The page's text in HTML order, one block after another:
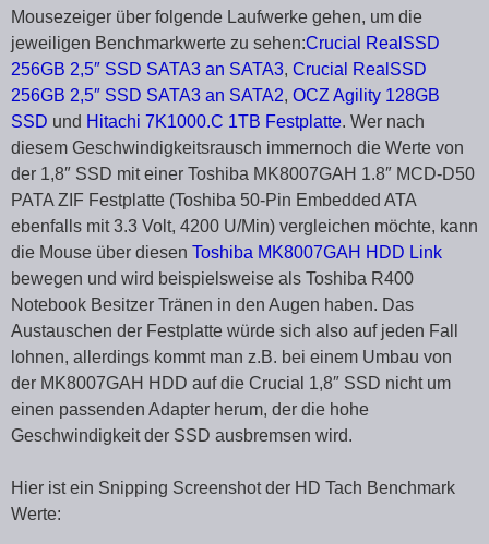
Mousezeiger über folgende Laufwerke gehen, um die
jeweiligen Benchmarkwerte zu sehen:Crucial RealSSD
256GB 2,5″ SSD SATA3 an SATA3, Crucial RealSSD
256GB 2,5″ SSD SATA3 an SATA2, OCZ Agility 128GB
SSD und Hitachi 7K1000.C 1TB Festplatte. Wer nach
diesem Geschwindigkeitsrausch immernoch die Werte von
der 1,8″ SSD mit einer Toshiba MK8007GAH 1.8″ MCD-D50
PATA ZIF Festplatte (Toshiba 50-Pin Embedded ATA
ebenfalls mit 3.3 Volt, 4200 U/Min) vergleichen möchte, kann
die Mouse über diesen Toshiba MK8007GAH HDD Link
bewegen und wird beispielsweise als Toshiba R400
Notebook Besitzer Tränen in den Augen haben. Das
Austauschen der Festplatte würde sich also auf jeden Fall
lohnen, allerdings kommt man z.B. bei einem Umbau von
der MK8007GAH HDD auf die Crucial 1,8″ SSD nicht um
einen passenden Adapter herum, der die hohe
Geschwindigkeit der SSD ausbremsen wird.
Hier ist ein Snipping Screenshot der HD Tach Benchmark
Werte: